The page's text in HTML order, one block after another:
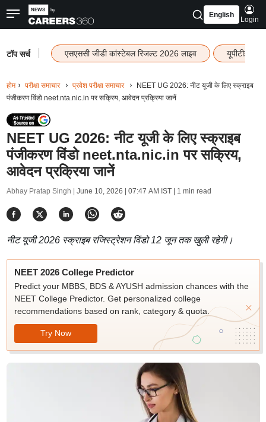
English
Login
टॉप सर्च एसएससी जीडी कांस्टेबल रिजल्ट 2026 लाइव यूपीटीईटी
होम परीक्षा समाचार प्रवेश परीक्षा समाचार
NEET UG 2026: नीट यूजी के लिए स्क्राइब
पंजीकरण विंडो neet.nta.nic.in पर सक्रिय, आवेदन प्रक्रिया जानें
NEET UG 2026: नीट यूजी के लिए स्क्राइब
पंजीकरण विंडो neet.nta.nic.in पर सक्रिय,
आवेदन प्रक्रिया जानें
Abhay Pratap Singh | June 10, 2026 | 07:47 AM IST| 1 min read
नीट यूजी 2026 स्क्राइब रजिस्ट्रेशन विंडो 12 जून तक खुली रहेगी।
NEET 2026 College Predictor
Predict your MBBS, BDS & AYUSH admission chances with the
NEET College Predictor. Get personalized college
recommendations based on rank, category & quota.
Try Now